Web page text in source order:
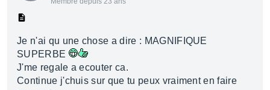
Je n'ai qu une chose a dire : MAGNIFIQUE
SUPERBE
J'me regale a ecouter ca.
Continue j'chuis sur que tu peux vraiment en faire